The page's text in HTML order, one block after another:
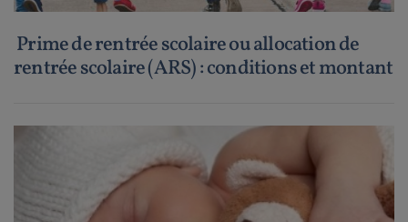
Prime de rentrée scolaire ou allocation de
rentrée scolaire (ARS) : conditions et montant